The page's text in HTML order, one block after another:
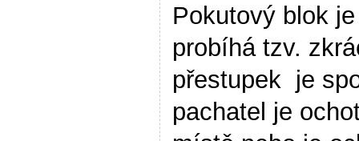
Pokutový blok
probíhá tzv.
přestupek je
pachatel je